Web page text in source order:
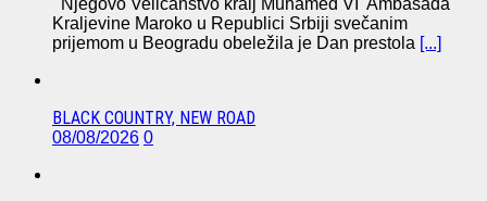
Njegovo Veličanstvo kralj Muhamed VI Ambasada
Kraljevine Maroko u Republici Srbiji svečanim
prijemom u Beogradu obeležila je Dan prestola [...]
BLACK COUNTRY, NEW ROAD
08/08/2026 0